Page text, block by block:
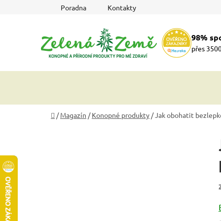
Poradna Kontakty
98%
přes
Domů
/ Magazín / Konopné produkty /Jak obohatit